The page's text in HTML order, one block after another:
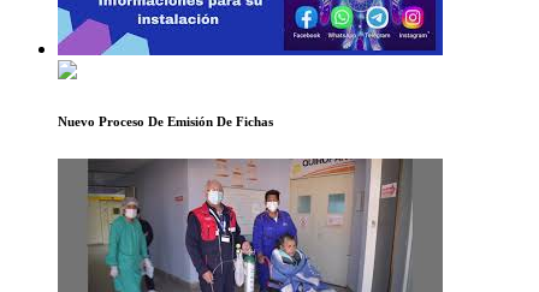
Nuevo Proceso De Emisión De Fichas